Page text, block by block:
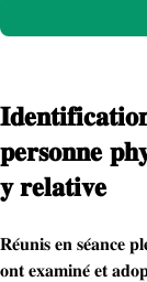
𝐩𝐞𝐫𝐬𝐨𝐧𝐧𝐞
𝐲 𝐫𝐞𝐥𝐚𝐭𝐢𝐯𝐞
𝐑𝐞́𝐮𝐧𝐢𝐬 𝐞𝐧 𝐬𝐞́𝐚𝐧𝐜𝐞
𝐨𝐧𝐭 𝐞𝐱𝐚𝐦𝐢𝐧𝐞́ 𝐞𝐭